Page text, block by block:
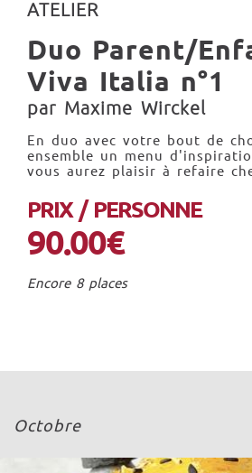
ATELIER
Duo Parent/
Viva Italia n°1
par Maxime Wirckel
En duo avec votre bout de
ensemble un menu
vous aurez plaisir à refaire
PRIX / PERSONNE
90.00€
Encore 8 places
Octobre